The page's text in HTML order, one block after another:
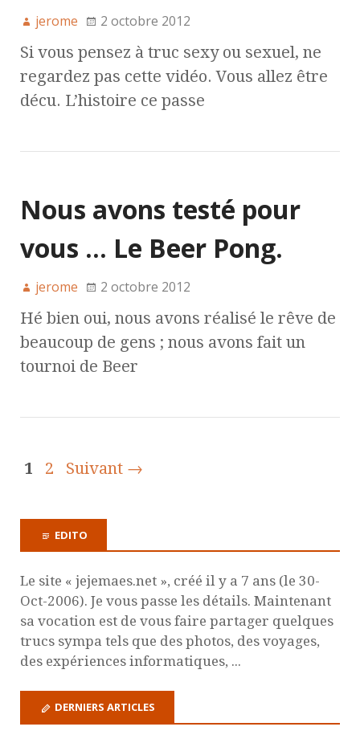
jerome 2 octobre 2012
Si vous pensez à truc sexy ou sexuel, ne
regardez pas cette vidéo. Vous allez être
décu. L’histoire ce passe
Nous avons testé pour
vous … Le Beer Pong.
jerome 2 octobre 2012
Hé bien oui, nous avons réalisé le rêve de
beaucoup de gens ; nous avons fait un
tournoi de Beer
1 2 Suivant →
EDITO
Le site « jejemaes.net », créé il y a 7 ans (le 30-
Oct-2006). Je vous passe les détails. Maintenant
sa vocation est de vous faire partager quelques
trucs sympa tels que des photos, des voyages,
des expériences informatiques, ...
DERNIERS ARTICLES